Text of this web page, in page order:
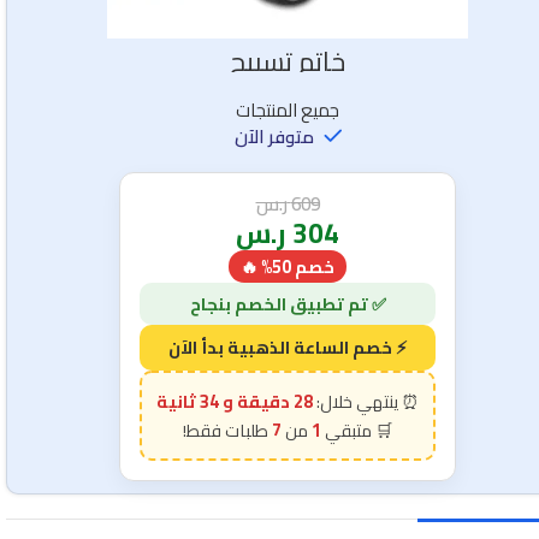
خاتم تسبيح
جميع المنتجات
متوفر الآن
609ر.س
304ر.س
خصم 50% 🔥
28 دقيقة و 32 ثانية
1
7